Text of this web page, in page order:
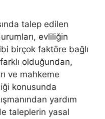
talep edilen
evliliğin
birçok faktöre bağlı
olduğundan,
ve mahkeme
konusunda
yardım
taleplerin yasal